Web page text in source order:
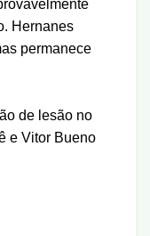
Hernanes
permanece
de lesão no
e Vitor Bueno